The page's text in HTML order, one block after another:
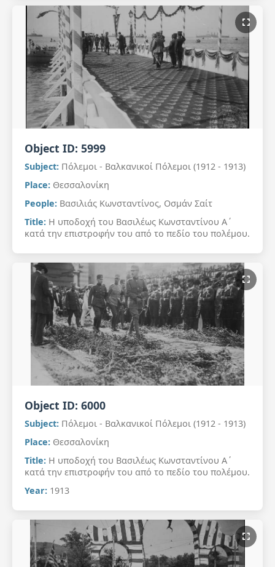
Object ID: 5999
Subject: Πόλεμοι - Βαλκανικοί Πόλεμοι (1912 - 1913)
Place: Θεσσαλονίκη
People: Βασιλιάς Κωνσταντίνος, Οσμάν Σαίτ
Title: Η υποδοχή του Βασιλέως Κωνσταντίνου Α΄
κατά την επιστροφήν του από το πεδίο του πολέμου.
Object ID: 6000
Subject: Πόλεμοι - Βαλκανικοί Πόλεμοι (1912 - 1913)
Place: Θεσσαλονίκη
Title: Η υποδοχή του Βασιλέως Κωνσταντίνου Α΄
κατά την επιστροφήν του από το πεδίο του πολέμου.
Year: 1913